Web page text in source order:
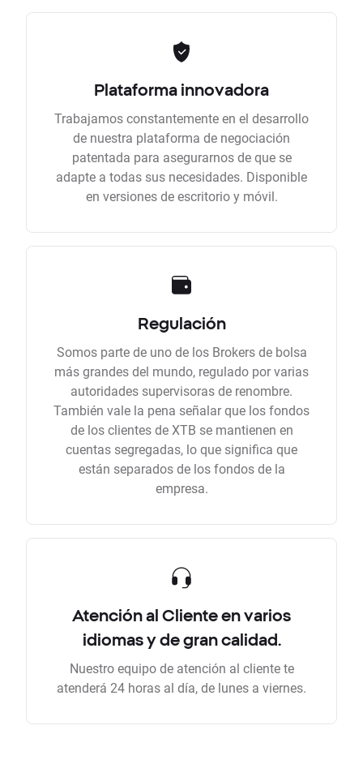
Plataforma innovadora
Trabajamos constantemente en el desarrollo
de nuestra plataforma de negociación
patentada para asegurarnos de que se
adapte a todas sus necesidades. Disponible
en versiones de escritorio y móvil.
Regulación
Somos parte de uno de los Brokers de bolsa
más grandes del mundo, regulado por varias
autoridades supervisoras de renombre.
También vale la pena señalar que los fondos
de los clientes de XTB se mantienen en
cuentas segregadas, lo que significa que
están separados de los fondos de la
empresa.
Atención al Cliente en varios
idiomas y de gran calidad.
Nuestro equipo de atención al cliente te
atenderá 24 horas al día, de lunes a viernes.